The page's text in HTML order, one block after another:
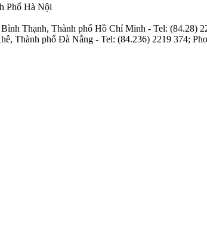
Phố Hà Nội
Thạnh, Thành phố Hồ Chí Minh - Tel: (84.28)
Thành phố Đà Nẵng - Tel: (84.236) 2219 374;